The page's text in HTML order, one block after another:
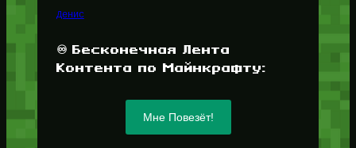
Денис
♾️ Бесконечная Лента
Контента по Майнкрафту:
Мне Повезёт!